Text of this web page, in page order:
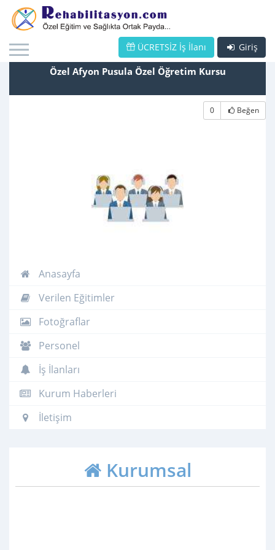
Giriş
ÜCRETSİZ İş İlanı
Özel Afyon Pusula Özel Öğretim Kursu
0 Beğen
Anasayfa
Verilen Eğitimler
Fotoğraflar
Personel
İş İlanları
Kurum Haberleri
İletişim
Kurumsal